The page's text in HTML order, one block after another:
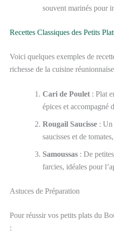
souvent marinés pour
Recettes Classiques des Petits
Voici quelques exemples de
richesse de la cuisine
Cari de Poulet : Plat
épices et accompagné
Rougail Saucisse : Un
saucisses et de
Samoussas : De
farcies, idéales pour
Astuces de Préparation
Pour réussir vos petits plats du
: